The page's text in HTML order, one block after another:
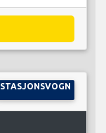
STASJONSVOGN